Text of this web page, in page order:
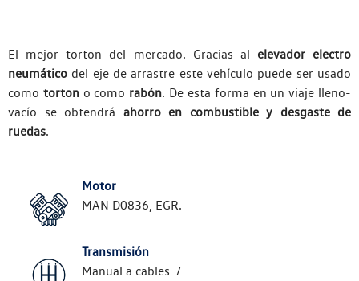
El mejor torton del mercado. Gracias al elevador electro
neumático del eje de arrastre este vehículo puede ser usado
como tortono como rabón. De esta forma en un viaje lleno-
vacío se obtendrá ahorro en combustible y desgaste de
ruedas.
Motor
MAN D0836, EGR.
Transmisión
Manual a cables /